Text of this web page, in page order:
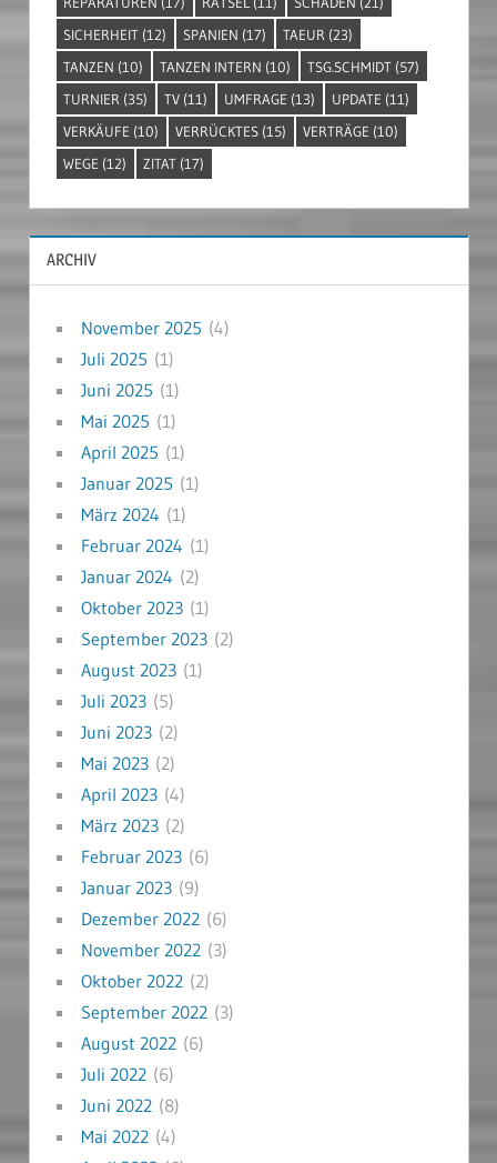
SICHERHEIT (12) SPANIEN (17) TAEUR (23)
TANZEN (10) TANZEN INTERN (10) TSG.SCHMIDT (57)
TURNIER (35) TV (11) UMFRAGE (13) UPDATE (11)
VERKÄUFE (10) VERRÜCKTES (15) VERTRÄGE (10)
WEGE (12) ZITAT (17)
ARCHIV
November 2025 (4)
Juli 2025 (1)
Juni 2025 (1)
Mai 2025 (1)
April 2025 (1)
Januar 2025 (1)
März 2024 (1)
Februar 2024 (1)
Januar 2024 (2)
Oktober 2023(1)
September 2023(2)
August 2023(1)
Juli 2023(5)
Juni 2023(2)
Mai 2023(2)
April 2023(4)
März 2023(2)
Februar 2023(6)
Januar 2023(9)
Dezember 2022(6)
November 2022(3)
Oktober 2022(2)
September 2022(3)
August 2022(6)
Juli 2022(6)
Juni 2022(8)
Mai 2022(4)